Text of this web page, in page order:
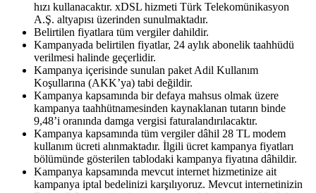
hızı kullanacaktır. xDSL hizmeti Türk Telekomünikasyon
A.Ş. altyapısı üzerinden sunulmaktadır.
Belirtilen fiyatlara tüm vergiler dahildir.
Kampanyada belirtilen fiyatlar, 24 aylık abonelik taahhüdü
verilmesi halinde geçerlidir.
Kampanya içerisinde sunulan paket Adil Kullanım
Koşullarına (AKK’ya) tabi değildir.
Kampanya kapsamında bir defaya mahsus olmak üzere
kampanya taahhütnamesinden kaynaklanan tutarın binde
9,48’i oranında damga vergisi faturalandırılacaktır.
Kampanya kapsamında tüm vergiler dâhil 28 TL modem
kullanım ücreti alınmaktadır. İlgili ücret kampanya fiyatları
bölümünde gösterilen tablodaki kampanya fiyatına dâhildir. ​
Kampanya kapsamında mevcut internet hizmetinize ait
kampanya iptal bedelinizi karşılıyoruz. Mevcut internetinizin